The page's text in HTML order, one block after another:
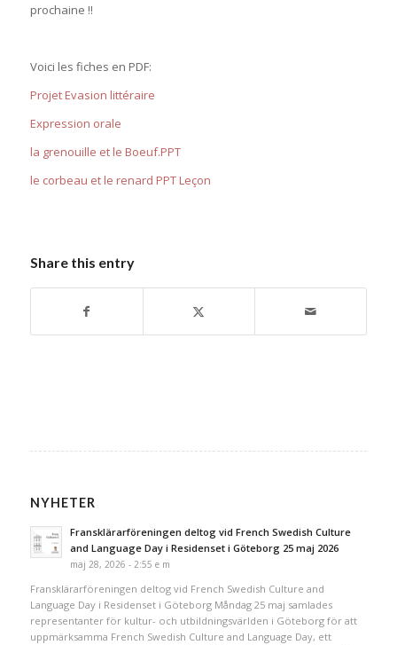
prochaine !!
Voici les fiches en PDF:
Projet Evasion littéraire
Expression orale
la grenouille et le Boeuf.PPT
le corbeau et le renard PPT Leçon
Share this entry
NYHETER
Fransklärarföreningen deltog vid French Swedish Culture
and Language Day i Residenset i Göteborg 25 maj 2026
maj 28, 2026 - 2:55 e m
Fransklärarföreningen deltog vid French Swedish Culture and
Language Day i Residenset i Göteborg Måndag 25 maj samlades
representanter för kultur- och utbildningsvärlden i Göteborg för att
uppmärksamma French Swedish Culture and Language Day, ett